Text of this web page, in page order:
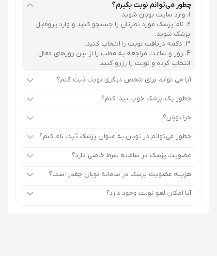
چطور می‌توانم نوبت بگیرم؟
وارد سایت نوبان شوید.
نام پزشک مورد نظرتان را جستجو کنید و وارد پروفایل
پزشک شوید.
دکمه دریافت نوبت را انتخاب کنید.
روز و ساعت مراجعه به مطب را از بین روزهای فعال
انتخاب کرده و نوبت را رزرو کنید.
آیا می توانم برای شخص دیگری نوبت ثبت کنم؟
چطور یک پزشک خوب پیدا کنم؟
چرا نوبان؟
چطور می‌توانم در نوبان به عنوان پزشک ثبت نام کنم؟
عضویت پزشک در سامانه شرط خاصی دارد؟
هزینه عضویت پزشک در سامانه نوبان چقدر است؟
آیا امکان لغو نوبت وجود دارد؟